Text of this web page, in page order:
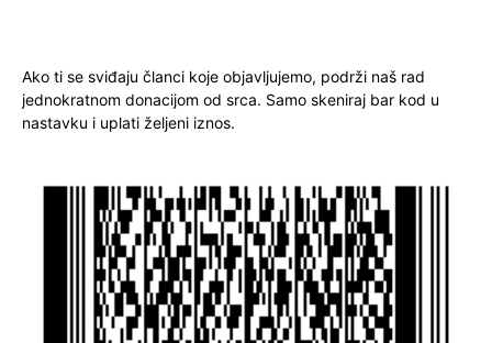
Ako ti se sviđaju članci koje objavljujemo, podrži naš rad
jednokratnom donacijom od srca. Samo skeniraj bar kod u
nastavku i uplati željeni iznos.